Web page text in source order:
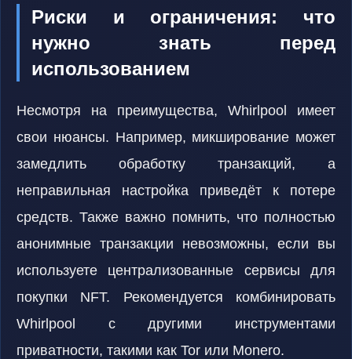
Риски и ограничения: что
нужно знать перед
использованием
Несмотря на преимущества, Whirlpool имеет
свои нюансы. Например, микширование может
замедлить обработку транзакций, а
неправильная настройка приведёт к потере
средств. Также важно помнить, что полностью
анонимные транзакции невозможны, если вы
используете централизованные сервисы для
покупки NFT. Рекомендуется комбинировать
Whirlpool с другими инструментами
приватности, такими как Tor или Monero.